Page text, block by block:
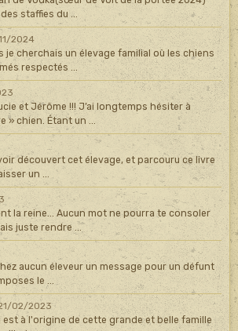
staffies du ...
2024
je cherchais un élevage familial où les chiens
respectés ...
et Jérôme !!! J’ai longtemps hésiter à
» chien. Étant un ...
découvert cet élevage, et parcouru ce livre
un ...
la reine... Aucun mot ne pourra te consoler
juste rendre ...
aucun éleveur un message pour un défunt
le ...
02/2023
est à l'origine de cette grande et belle famille